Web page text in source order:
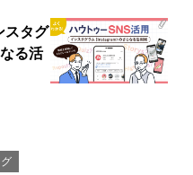
スタグ
る活